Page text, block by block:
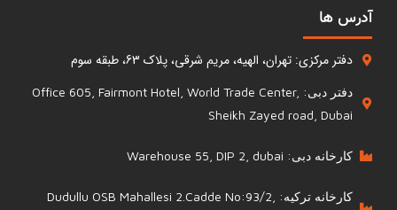
آدرس ها
دفتر مرکزی: تهران، الهیه، مریم شرقی، پلاک 63، طبقه سوم
دفتر دبی: Office 605, Fairmont Hotel, World Trade Center,
Sheikh Zayed road, Dubai
کارخانه دبی: Warehouse 55, DIP 2, dubai
کارخانه ترکیه: Dudullu OSB Mahallesi 2.Cadde No:93/2,